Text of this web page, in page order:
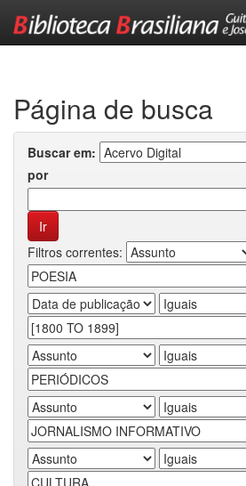
Página de busca
Buscar em:
por
Filtros correntes: